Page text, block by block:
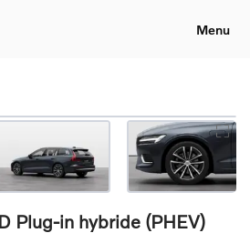
Menu
Plug-in hybride (PHEV)